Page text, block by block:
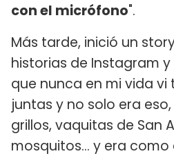
con el micrófono".
Más tarde, inició un
historias de Instagram
que nunca en mi vida
juntas y no solo era
grillos, vaquitas de San
mosquitos... y era